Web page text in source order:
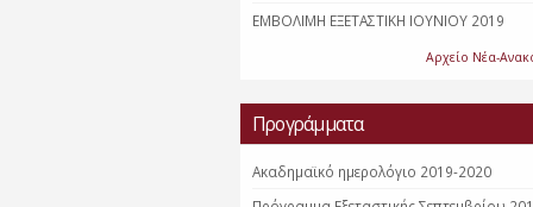
ΕΜΒΟΛΙΜΗ ΕΞΕΤΑΣΤΙΚΗ ΙΟΥΝΙΟΥ 2019
Αρχείο Νέα-
Προγράμματα
Ακαδημαϊκό ημερολόγιο 2019-2020